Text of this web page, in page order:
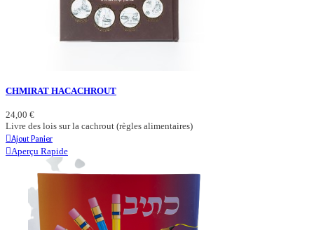
CHMIRAT HACACHROUT
24,00 €
Livre des lois sur la cachrout (règles alimentaires)
Ajout Panier
Aperçu Rapide